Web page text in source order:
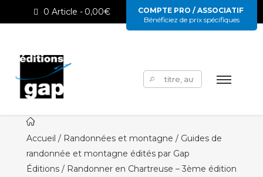
0 Article 0,00€
COMPTE PRO / ASSOCIATIF
Bénéficiez de prix spécifiques
Rechercher :
Accueil / Randonnées et montagne / Guides de
randonnée et montagne édités par Gap
Éditions/ Randonner en Chartreuse – 3ème édition